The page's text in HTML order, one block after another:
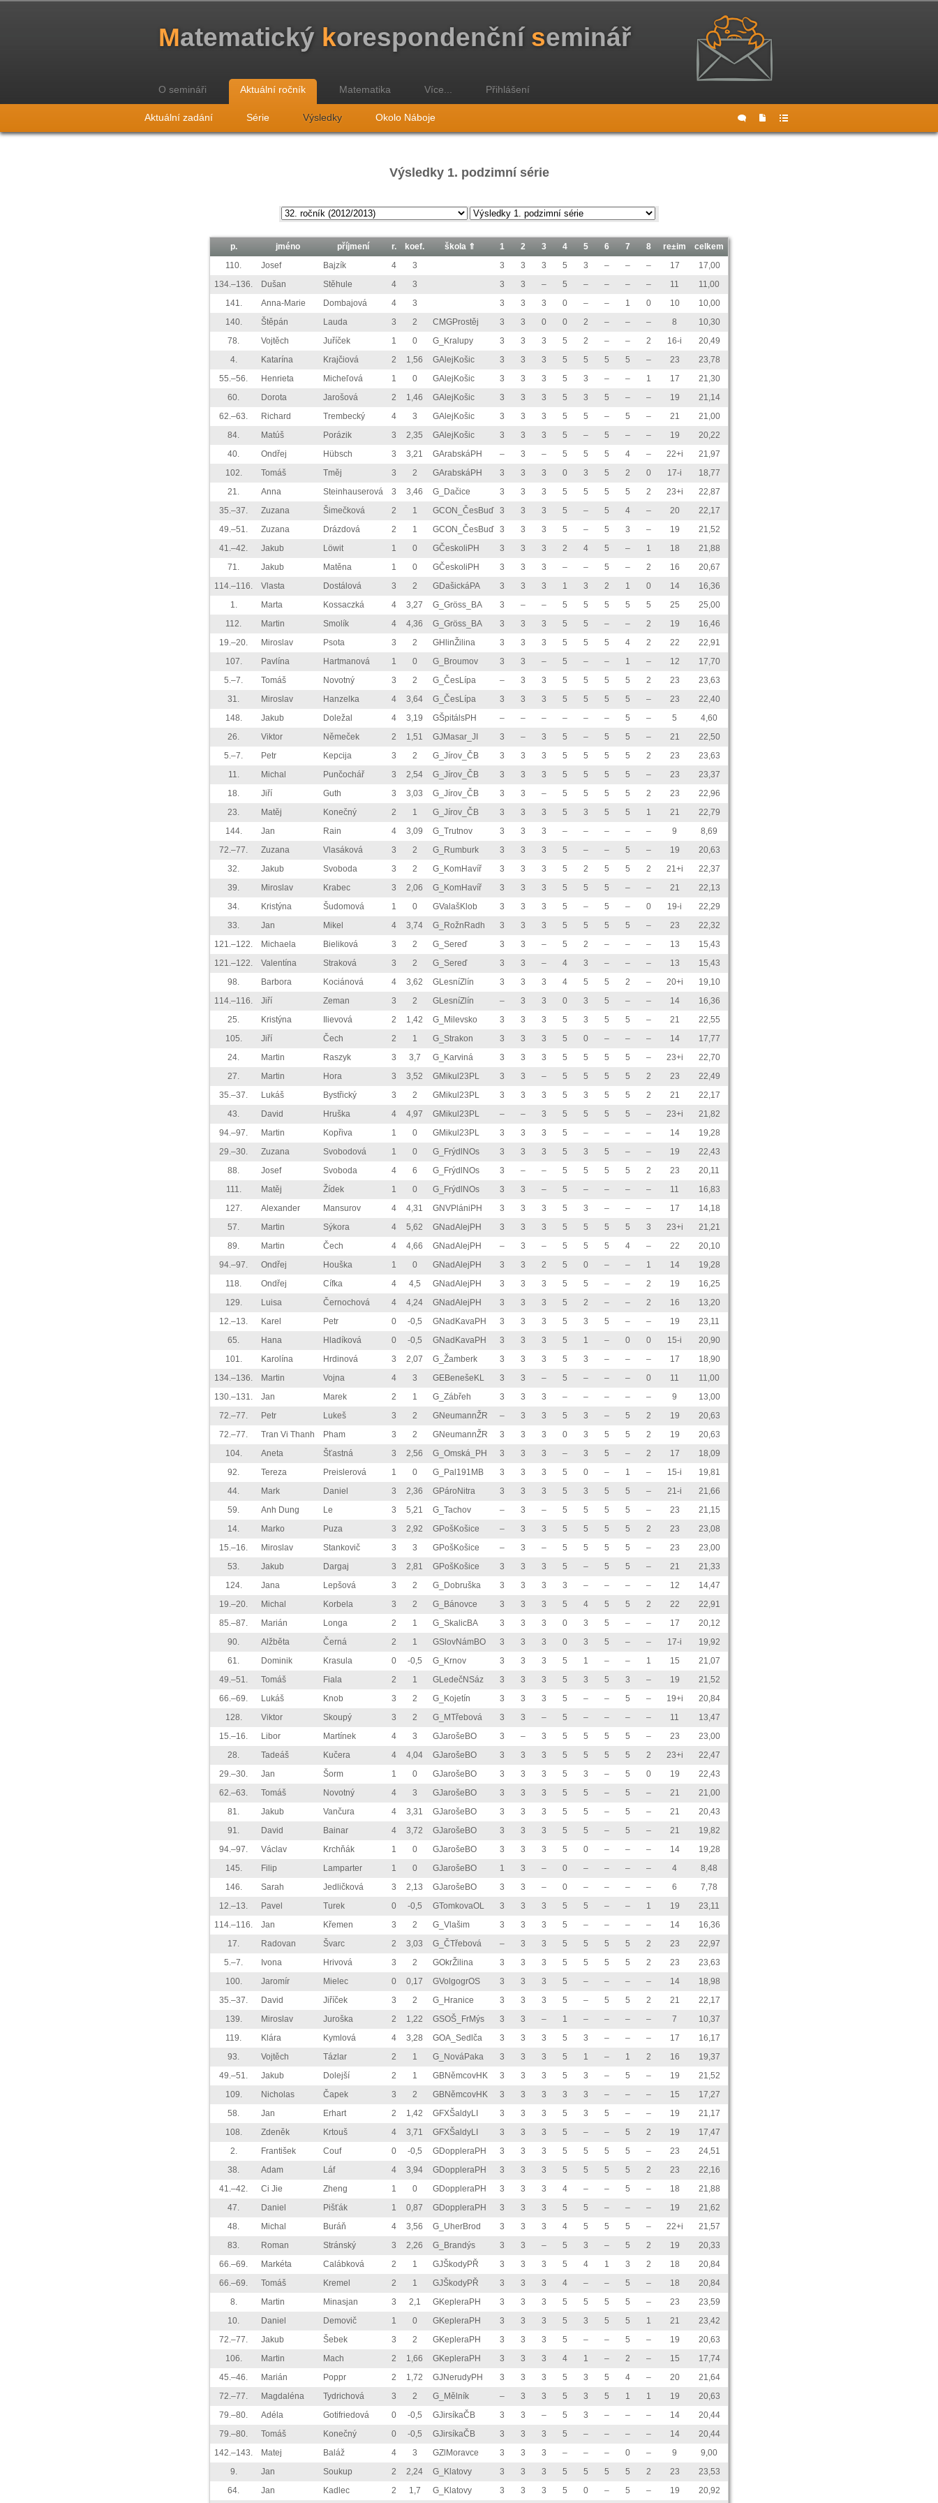
Matematický korespondenční seminář
O semináři Aktuální ročník Matematika Více... Přihlášení
Aktuální zadání Série Výsledky Okolo Náboje
Výsledky 1. podzimní série
p. jméno příjmení r. koef. škola ⇑ 1 2 3 4 5 6 7 8 re±im
celkem
110.
Josef Bajzík 4 3 3 3 3 5 3 – – – 17
17,00
134.–136.
Dušan Stěhule 4 3 3 3 – 5 – – – – 11
11,00
141.
Anna-Marie Dombajová 4 3 3 3 3 0 – – 1 0 10
10,00
140.
Štěpán Lauda 3 2 CMGProstěj 3 3 0 0 2 – – – 8
10,30
78.
Vojtěch Juříček 1 0 G_Kralupy 3 3 3 5 2 – – 2 16-i
20,49
4.
Katarína Krajčiová 2 1,56 GAlejKošic 3 3 3 5 5 5 5 – 23
23,78
55.–56.
Henrieta Micheľová 1 0 GAlejKošic 3 3 3 5 3 – – 1 17
21,30
60.
Dorota Jarošová 2 1,46 GAlejKošic 3 3 3 5 3 5 – – 19
21,14
62.–63.
Richard Trembecký 4 3 GAlejKošic 3 3 3 5 5 – 5 – 21
21,00
84.
Matúš Porázik 3 2,35 GAlejKošic 3 3 3 5 – 5 – – 19
20,22
40.
Ondřej Hübsch 3 3,21 GArabskáPH – 3 – 5 5 5 4 – 22+i
21,97
102.
Tomáš Tměj 3 2 GArabskáPH 3 3 3 0 3 5 2 0 17-i
18,77
21.
Anna Steinhauserová 3 3,46 G_Dačice 3 3 3 5 5 5 5 2 23+i
22,87
35.–37.
Zuzana Šimečková 2 1 GCON_ČesBuď 3 3 3 5 – 5 4 – 20
22,17
49.–51.
Zuzana Drázdová 2 1 GCON_ČesBuď 3 3 3 5 – 5 3 – 19
21,52
41.–42.
Jakub Löwit 1 0 GČeskoliPH 3 3 3 2 4 5 – 1 18
21,88
71.
Jakub Matěna 1 0 GČeskoliPH 3 3 3 – – 5 – 2 16
20,67
114.–116.
Vlasta Dostálová 3 2 GDašickáPA 3 3 3 1 3 2 1 0 14
16,36
1.
Marta Kossaczká 4 3,27 G_Gröss_BA 3 – – 5 5 5 5 5 25
25,00
112.
Martin Smolík 4 4,36 G_Gröss_BA 3 3 3 5 5 – – 2 19
16,46
19.–20.
Miroslav Psota 3 2 GHlinŽilina 3 3 3 5 5 5 4 2 22
22,91
107.
Pavlína Hartmanová 1 0 G_Broumov 3 3 – 5 – – 1 – 12
17,70
5.–7.
Tomáš Novotný 3 2 G_ČesLípa – 3 3 5 5 5 5 2 23
23,63
31.
Miroslav Hanzelka 4 3,64 G_ČesLípa 3 3 3 5 5 5 5 – 23
22,40
148.
Jakub Doležal 4 3,19 GŠpitálsPH – – – – – – 5 – 5
4,60
26.
Viktor Němeček 2 1,51 GJMasar_JI 3 – 3 5 – 5 5 – 21
22,50
5.–7.
Petr Kepcija 3 2 G_Jírov_ČB 3 3 3 5 5 5 5 2 23
23,63
11.
Michal Punčochář 3 2,54 G_Jírov_ČB 3 3 3 5 5 5 5 – 23
23,37
18.
Jiří Guth 3 3,03 G_Jírov_ČB 3 3 – 5 5 5 5 2 23
22,96
23.
Matěj Konečný 2 1 G_Jírov_ČB 3 3 3 5 3 5 5 1 21
22,79
144.
Jan Rain 4 3,09 G_Trutnov 3 3 3 – – – – – 9
8,69
72.–77.
Zuzana Vlasáková 3 2 G_Rumburk 3 3 3 5 – – 5 – 19
20,63
32.
Jakub Svoboda 3 2 G_KomHavíř 3 3 3 5 2 5 5 2 21+i
22,37
39.
Miroslav Krabec 3 2,06 G_KomHavíř 3 3 3 5 5 5 – – 21
22,13
34.
Kristýna Šudomová 1 0 GValašKlob 3 3 3 5 – 5 – 0 19-i
22,29
33.
Jan Mikel 4 3,74 G_RožnRadh 3 3 3 5 5 5 5 – 23
22,32
121.–122.
Michaela Bieliková 3 2 G_Sereď 3 3 – 5 2 – – – 13
15,43
121.–122.
Valentína Straková 3 2 G_Sereď 3 3 – 4 3 – – – 13
15,43
98.
Barbora Kociánová 4 3,62 GLesníZlín 3 3 3 4 5 5 2 – 20+i
19,10
114.–116.
Jiří Zeman 3 2 GLesníZlín – 3 3 0 3 5 – – 14
16,36
25.
Kristýna Ilievová 2 1,42 G_Milevsko 3 3 3 5 3 5 5 – 21
22,55
105.
Jiří Čech 2 1 G_Strakon 3 3 3 5 0 – – – 14
17,77
24.
Martin Raszyk 3 3,7 G_Karviná 3 3 3 5 5 5 5 – 23+i
22,70
27.
Martin Hora 3 3,52 GMikul23PL 3 3 – 5 5 5 5 2 23
22,49
35.–37.
Lukáš Bystřický 3 2 GMikul23PL 3 3 3 5 3 5 5 2 21
22,17
43.
David Hruška 4 4,97 GMikul23PL – – 3 5 5 5 5 – 23+i
21,82
94.–97.
Martin Kopřiva 1 0 GMikul23PL 3 3 3 5 – – – – 14
19,28
29.–30.
Zuzana Svobodová 1 0 G_FrýdlNOs 3 3 3 5 3 5 – – 19
22,43
88.
Josef Svoboda 4 6 G_FrýdlNOs 3 – – 5 5 5 5 2 23
20,11
111.
Matěj Žídek 1 0 G_FrýdlNOs 3 3 – 5 – – – – 11
16,83
127.
Alexander Mansurov 4 4,31 GNVPlániPH 3 3 3 5 3 – – – 17
14,18
57.
Martin Sýkora 4 5,62 GNadAlejPH 3 3 3 5 5 5 5 3 23+i
21,21
89.
Martin Čech 4 4,66 GNadAlejPH – 3 – 5 5 5 4 – 22
20,10
94.–97.
Ondřej Houška 1 0 GNadAlejPH 3 3 2 5 0 – – 1 14
19,28
118.
Ondřej Cífka 4 4,5 GNadAlejPH 3 3 3 5 5 – – 2 19
16,25
129.
Luisa Černochová 4 4,24 GNadAlejPH 3 3 3 5 2 – – 2 16
13,20
12.–13.
Karel Petr 0 -0,5 GNadKavaPH 3 3 3 5 3 5 – – 19
23,11
65.
Hana Hladíková 0 -0,5 GNadKavaPH 3 3 3 5 1 – 0 0 15-i
20,90
101.
Karolína Hrdinová 3 2,07 G_Žamberk 3 3 3 5 3 – – – 17
18,90
134.–136.
Martin Vojna 4 3 GEBenešeKL 3 3 – 5 – – – 0 11
11,00
130.–131.
Jan Marek 2 1 G_Zábřeh 3 3 3 – – – – – 9
13,00
72.–77.
Petr Lukeš 3 2 GNeumannŽR – 3 3 5 3 – 5 2 19
20,63
72.–77.
Tran Vi Thanh Pham 3 2 GNeumannŽR 3 3 3 0 3 5 5 2 19
20,63
104.
Aneta Šťastná 3 2,56 G_Omská_PH 3 3 3 – 3 5 – 2 17
18,09
92.
Tereza Preislerová 1 0 G_Pal191MB 3 3 3 5 0 – 1 – 15-i
19,81
44.
Mark Daniel 3 2,36 GPároNitra 3 3 3 5 3 5 5 – 21-i
21,66
59.
Anh Dung Le 3 5,21 G_Tachov – 3 – 5 5 5 5 – 23
21,15
14.
Marko Puza 3 2,92 GPošKošice – 3 3 5 5 5 5 2 23
23,08
15.–16.
Miroslav Stankovič 3 3 GPošKošice – 3 – 5 5 5 5 – 23
23,00
53.
Jakub Dargaj 3 2,81 GPošKošice 3 3 3 5 – 5 5 – 21
21,33
124.
Jana Lepšová 3 2 G_Dobruška 3 3 3 3 – – – – 12
14,47
19.–20.
Michal Korbela 3 2 G_Bánovce 3 3 3 5 4 5 5 2 22
22,91
85.–87.
Marián Longa 2 1 G_SkalicBA 3 3 3 0 3 5 – – 17
20,12
90.
Alžběta Černá 2 1 GSlovNámBO 3 3 3 0 3 5 – – 17-i
19,92
61.
Dominik Krasula 0 -0,5 G_Krnov 3 3 3 5 1 – – 1 15
21,07
49.–51.
Tomáš Fiala 2 1 GLedečNSáz 3 3 3 5 3 5 3 – 19
21,52
66.–69.
Lukáš Knob 3 2 G_Kojetín 3 3 3 5 – – 5 – 19+i
20,84
128.
Viktor Skoupý 3 2 G_MTřebová 3 3 – 5 – – – – 11
13,47
15.–16.
Libor Martínek 4 3 GJarošeBO 3 – 3 5 5 5 5 – 23
23,00
28.
Tadeáš Kučera 4 4,04 GJarošeBO 3 3 3 5 5 5 5 2 23+i
22,47
29.–30.
Jan Šorm 1 0 GJarošeBO 3 3 3 5 3 – 5 0 19
22,43
62.–63.
Tomáš Novotný 4 3 GJarošeBO 3 3 3 5 5 – 5 – 21
21,00
81.
Jakub Vančura 4 3,31 GJarošeBO 3 3 3 5 5 – 5 – 21
20,43
91.
David Bainar 4 3,72 GJarošeBO 3 3 3 5 5 – 5 – 21
19,82
94.–97.
Václav Krchňák 1 0 GJarošeBO 3 3 3 5 0 – – – 14
19,28
145.
Filip Lamparter 1 0 GJarošeBO 1 3 – 0 – – – – 4
8,48
146.
Sarah Jedličková 3 2,13 GJarošeBO 3 3 – 0 – – – – 6
7,78
12.–13.
Pavel Turek 0 -0,5 GTomkovaOL 3 3 3 5 5 – – 1 19
23,11
114.–116.
Jan Křemen 3 2 G_Vlašim 3 3 3 5 – – – – 14
16,36
17.
Radovan Švarc 2 3,03 G_ČTřebová – 3 3 5 5 5 5 2 23
22,97
5.–7.
Ivona Hrivová 3 2 GOkrŽilina 3 3 3 5 5 5 5 2 23
23,63
100.
Jaromír Mielec 0 0,17 GVolgogrOS 3 3 3 5 – – – – 14
18,98
35.–37.
David Jiříček 3 2 G_Hranice 3 3 3 5 – 5 5 2 21
22,17
139.
Miroslav Juroška 2 1,22 GSOŠ_FrMýs 3 3 – 1 – – – – 7
10,37
119.
Klára Kymlová 4 3,28 GOA_Sedlča 3 3 3 5 3 – – – 17
16,17
93.
Vojtěch Tázlar 2 1 G_NováPaka 3 3 3 5 1 – 1 2 16
19,37
49.–51.
Jakub Dolejší 2 1 GBNěmcovHK 3 3 3 5 3 – 5 – 19
21,52
109.
Nicholas Čapek 3 2 GBNěmcovHK 3 3 3 3 3 – – – 15
17,27
58.
Jan Erhart 2 1,42 GFXŠaldyLI 3 3 3 5 3 5 – – 19
21,17
108.
Zdeněk Krtouš 4 3,71 GFXŠaldyLI 3 3 3 5 – – 5 2 19
17,47
2.
František Couf 0 -0,5 GDoppleraPH 3 3 3 5 5 5 5 – 23
24,51
38.
Adam Láf 4 3,94 GDoppleraPH 3 3 3 5 5 5 5 2 23
22,16
41.–42.
Ci Jie Zheng 1 0 GDoppleraPH 3 3 3 4 – – 5 – 18
21,88
47.
Daniel Pišťák 1 0,87 GDoppleraPH 3 3 3 5 5 – – – 19
21,62
48.
Michal Buráň 4 3,56 G_UherBrod 3 3 3 4 5 5 5 – 22+i
21,57
83.
Roman Stránský 3 2,26 G_Brandýs 3 3 – 5 3 – 5 2 19
20,33
66.–69.
Markéta Calábková 2 1 GJŠkodyPŘ 3 3 3 5 4 1 3 2 18
20,84
66.–69.
Tomáš Kremel 2 1 GJŠkodyPŘ 3 3 3 4 – – 5 – 18
20,84
8.
Martin Minasjan 3 2,1 GKepleraPH 3 3 3 5 5 5 5 – 23
23,59
10.
Daniel Demovič 1 0 GKepleraPH 3 3 3 5 3 5 5 1 21
23,42
72.–77.
Jakub Šebek 3 2 GKepleraPH 3 3 3 5 – – 5 – 19
20,63
106.
Martin Mach 2 1,66 GKepleraPH 3 3 3 4 1 – 2 – 15
17,74
45.–46.
Marián Poppr 2 1,72 GJNerudyPH 3 3 3 5 3 5 4 – 20
21,64
72.–77.
Magdaléna Tydrichová 3 2 G_Mělník – 3 3 5 3 5 1 1 19
20,63
79.–80.
Adéla Gotifriedová 0 -0,5 GJirsíkaČB 3 3 – 5 3 – – – 14
20,44
79.–80.
Tomáš Konečný 0 -0,5 GJirsíkaČB 3 3 3 5 – – – – 14
20,44
142.–143.
Matej Baláž 4 3 GZlMoravce 3 3 3 – – – 0 – 9
9,00
9.
Jan Soukup 2 2,24 G_Klatovy 3 3 3 5 5 5 5 2 23
23,53
64.
Jan Kadlec 2 1,7 G_Klatovy 3 3 3 5 0 – 5 – 19 20,92